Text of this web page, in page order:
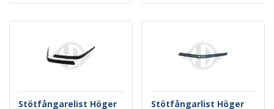
Stötfångarelist Höger
Stötfångarlist Höger